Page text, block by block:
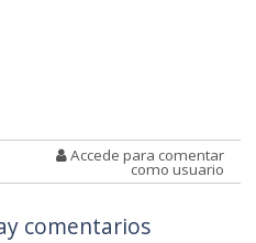
Accede para comentar
como usuario
comentarios